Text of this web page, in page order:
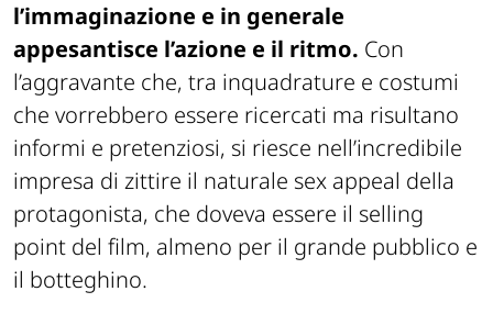
l’immaginazione e in generale
appesantisce l’azione e il ritmo. Con
l’aggravante che, tra inquadrature e costumi
che vorrebbero essere ricercati ma risultano
informi e pretenziosi, si riesce nell’incredibile
impresa di zittire il naturale sex appeal della
protagonista, che doveva essere il selling
point del film, almeno per il grande pubblico e
il botteghino.